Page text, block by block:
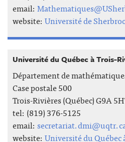
email:
website: Université de
Université du Québec à Trois-
Département de
Case postale 500
Trois-Rivières (Québec) G9A
tel: (819) 376-5125
email:
website: Université du Québec